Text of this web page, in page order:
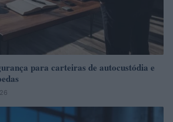
para carteiras de autocustódia e